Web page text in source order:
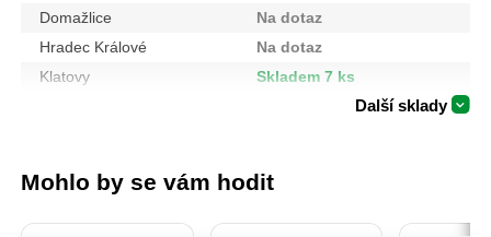
Domažlice
Na dotaz
Hradec Králové
Na dotaz
Klatovy
Skladem 7 ks
Další sklady
Mohlo by se vám hodit